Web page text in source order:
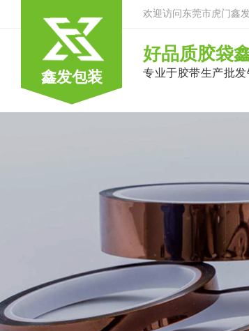
欢迎访问东莞市虎门鑫
鑫发包装
好品质胶袋
专业于胶带生产批